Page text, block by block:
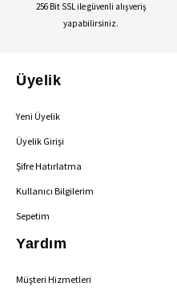
256 Bit SSL ile güvenli alışveriş
yapabilirsiniz.
Üyelik
Yeni Üyelik
Üyelik Girişi
Şifre Hatırlatma
Kullanıcı Bilgilerim
Sepetim
Yardım
Müşteri Hizmetleri